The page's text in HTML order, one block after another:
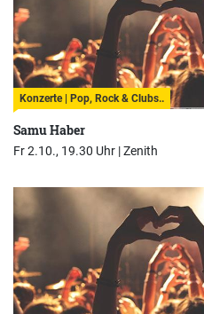
Konzerte | Pop, Rock & Clubs..
Samu Haber
Fr 2.10., 19.30 Uhr |Zenith